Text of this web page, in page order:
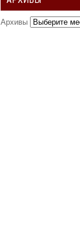
Архивы